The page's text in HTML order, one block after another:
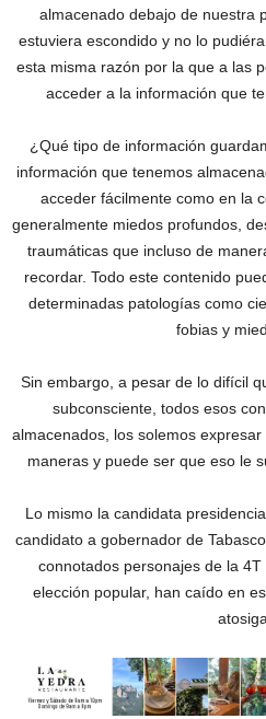
almacenado debajo de nuestra
estuviera escondido y no lo
esta misma razón por la que a las
acceder a la información que
¿Qué tipo de información
información que tenemos
acceder fácilmente como en la
generalmente miedos profundos,
traumáticas que incluso de
recordar. Todo este contenido
determinadas patologías como
fobias y
Sin embargo, a pesar de lo difícil
subconsciente, todos esos
almacenados, los solemos
maneras y puede ser que eso le
Lo mismo la candidata
candidato a gobernador de
connotados personajes de la
elección popular, han caído en
atosiga.